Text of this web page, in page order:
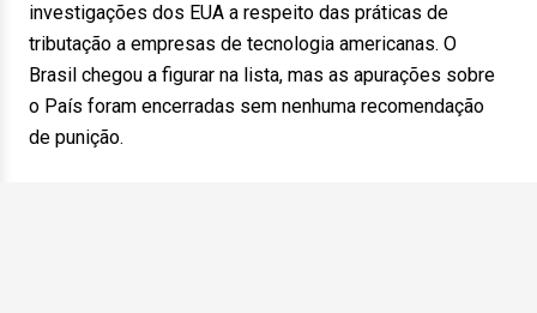
investigações dos EUA a respeito das práticas de
tributação a empresas de tecnologia americanas. O
Brasil chegou a figurar na lista, mas as apurações sobre
o País foram encerradas sem nenhuma recomendação
de punição.